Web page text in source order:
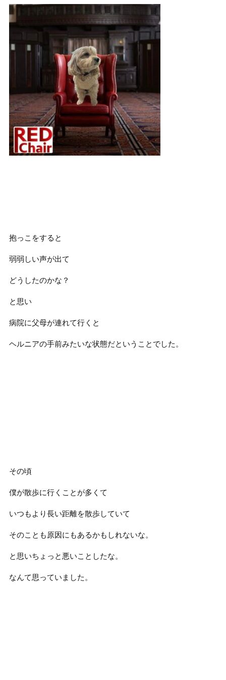
抱っこをすると
弱弱しい声が出て
どうしたのかな？
と思い
病院に父母が連れて行くと
ヘルニアの手前みたいな状態だということでした。
その頃
僕が散歩に行くことが多くて
いつもより長い距離を散歩していて
そのことも原因にもあるかもしれないな。
と思いちょっと悪いことしたな。
なんて思っていました。